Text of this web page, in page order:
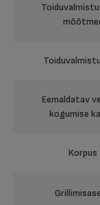
Eemaldatav
kogumise
Korpus